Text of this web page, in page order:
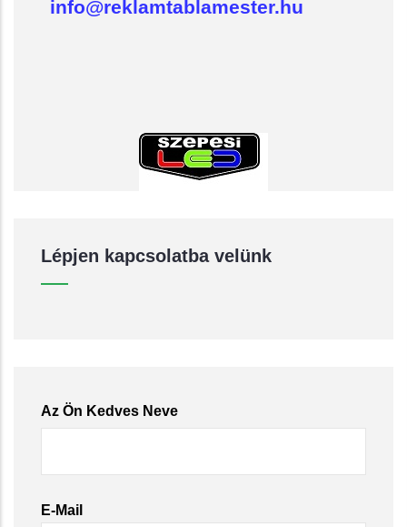
info@reklamtablamester.hu
Lépjen kapcsolatba velünk
Az Ön Kedves Neve
E-Mail